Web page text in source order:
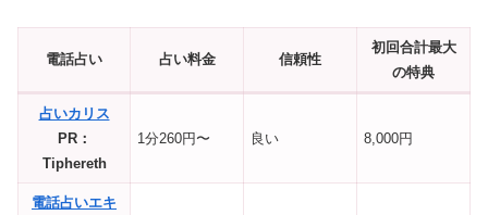
電話占い 占い料金 信頼性
初回合計最大
の特典
占いカリス
PR：
Tiphereth
1分260円〜 良い 8,000円
電話占いエキ